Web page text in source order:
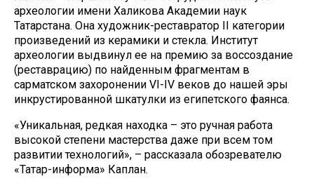
археологии имени Халикова Академии наук
Татарстана. Она художник-реставратор II категории
произведений из керамики и стекла. Институт
археологии выдвинул ее на премию за воссоздание
(реставрацию) по найденным фрагментам в
сарматском захоронении VI-IV веков до нашей эры
инкрустированной шкатулки из египетского фаянса.
«Уникальная, редкая находка – это ручная работа
высокой степени мастерства даже при всем том
развитии технологий», – рассказала обозревателю
«Татар-информа» Каплан.